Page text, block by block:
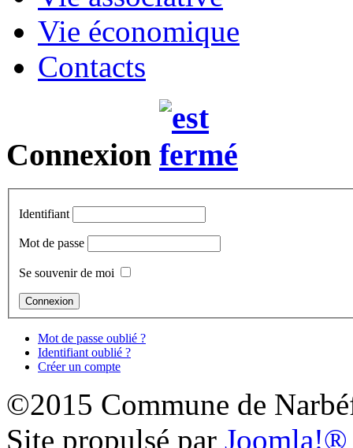
Vie économique
Contacts
Connexion
Identifiant
Mot de passe
Se souvenir de moi
Mot de passe oublié ?
Identifiant oublié ?
Créer un compte
©2015 Commune de
Site propulsé par Joomla!®